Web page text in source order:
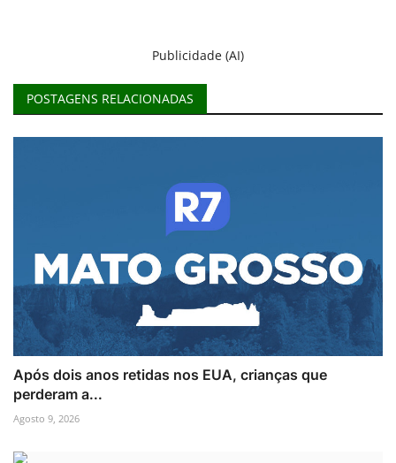
Publicidade (AI)
POSTAGENS RELACIONADAS
Após dois anos retidas nos EUA, crianças que
perderam a...
Agosto 9, 2026